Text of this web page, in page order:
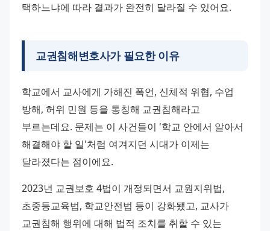
택하느냐에 따라 결과가 완전히 달라질 수 있어요.
교권침해변호사가 필요한 이유
학교에서 교사에게 가해진 폭언, 신체적 위협, 수업
방해, 허위 민원 등을 통칭해 교권침해라고
부르는데요. 문제는 이 사건들이 '학교 안에서 알아서
해결해야 할 일'처럼 여겨지던 시대가 이제는
달라졌다는 점이에요.
2023년 교권보호 4법이 개정되면서 교원지위법,
초중등교육법, 학교안전법 등이 강화됐고, 교사가
교권침해 행위에 대해 법적 조치를 취할 수 있는